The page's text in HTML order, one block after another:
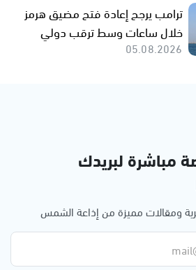
ترامب يرجح إعادة فتح مضيق هرمز
خلال ساعات وسط ترقب دولي
05.08.2026
مباشرة لبريدك
ومقالات مميزة من إذاعة الشمس